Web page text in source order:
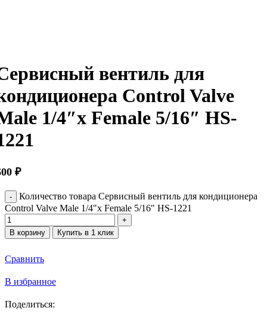
вентиль для
Control Valve
1/4″х Female 5/16″ HS-
₽
Количество товара Сервисный вентиль для кондиционера
Control Valve Male 1/4"х Female 5/16" HS-1221
В корзину Купить в 1 клик
Сравнить
В избранное
Поделиться: